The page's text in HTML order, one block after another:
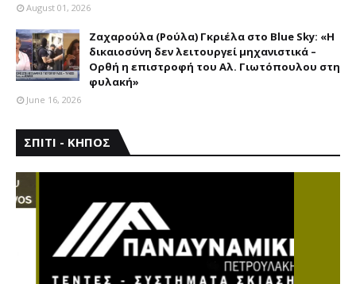
August 01, 2026
Ζαχαρούλα (Ρούλα) Γκριέλα στο Blue Sky: «Η
δικαιοσύνη δεν λειτουργεί μηχανιστικά –
Ορθή η επιστροφή του Αλ. Γιωτόπουλου στη
φυλακή»
June 16, 2026
ΣΠΙΤΙ - ΚΗΠΟΣ